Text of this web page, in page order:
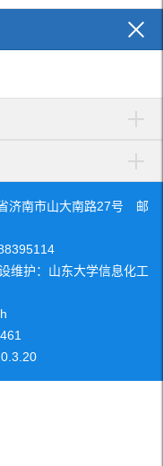
济南市山大南路27号 邮
护：山东大学信息化工
3 20